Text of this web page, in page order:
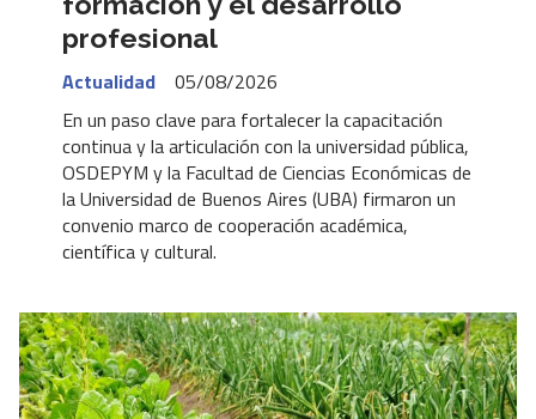
profesional
Actualidad
05/08/2026
En un paso clave para fortalecer la capacitación
continua y la articulación con la universidad pública,
OSDEPYM y la Facultad de Ciencias Económicas de
la Universidad de Buenos Aires (UBA) firmaron un
convenio marco de cooperación académica,
científica y cultural.